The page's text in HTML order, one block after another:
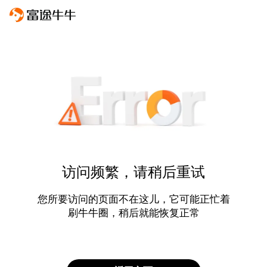
访问频繁，请稍后重试
您所要访问的页面不在这儿，它可能正忙着
刷牛牛圈，稍后就能恢复正常